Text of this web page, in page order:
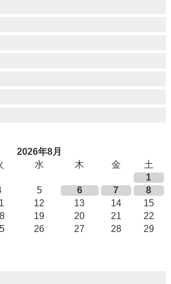
2026年8月
水 木 金
土
1
5 6 7
8
12 13 14
15
19 20 21
22
26 27 28
29